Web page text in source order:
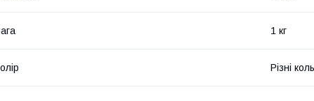
1 кг
Різні